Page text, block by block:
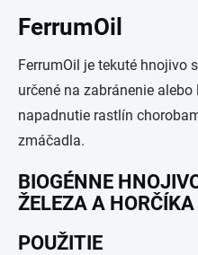
FerrumOil
FerrumOil je tekuté hnojivo
určené na zabránenie
napadnutie rastlín
zmáčadla.
BIOGÉNNE
ŽELEZA A HORČÍKA
POUŽITIE